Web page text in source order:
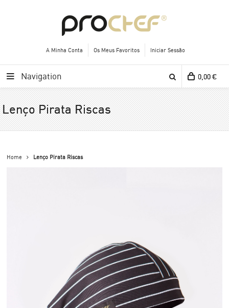
A Minha Conta Os Meus Favoritos Iniciar Sessão
Navigation 0,00 €
Home Lenço Pirata Riscas
Lenço Pirata Riscas